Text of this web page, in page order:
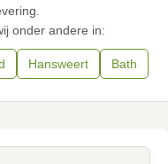
onder andere in:
Hansweert Bath